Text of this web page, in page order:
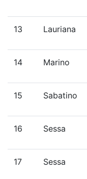
13 Lauriana
14 Marino
15 Sabatino
16 Sessa
17 Sessa